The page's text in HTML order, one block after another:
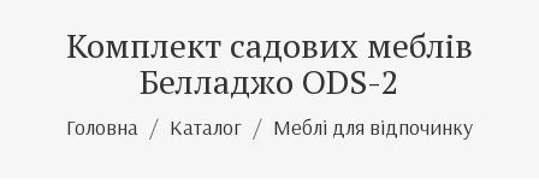
Комплект садових меблів
Белладжо ODS-2
Головна Каталог Меблі для відпочинку